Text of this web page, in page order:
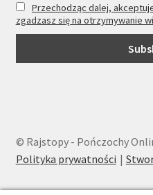
Przechodząc dalej,
zgadzasz się na otrzymywanie
© Rajstopy - Pończochy
Polityka prywatności